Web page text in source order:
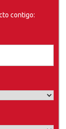
contigo: